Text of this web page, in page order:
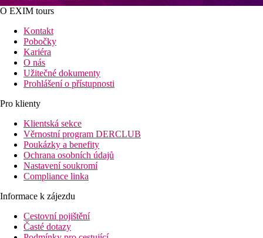
O EXIM tours
Kontakt
Pobočky
Kariéra
O nás
Užitečné dokumenty
Prohlášení o přístupnosti
Pro klienty
Klientská sekce
Věrnostní program DERCLUB
Poukázky a benefity
Ochrana osobních údajů
Nastavení soukromí
Compliance linka
Informace k zájezdu
Cestovní pojištění
Časté dotazy